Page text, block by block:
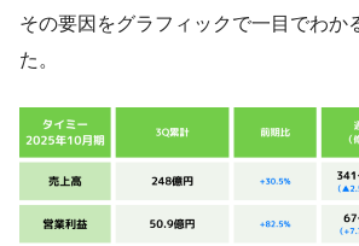
その要因をグラフィックで一目でわか
た。